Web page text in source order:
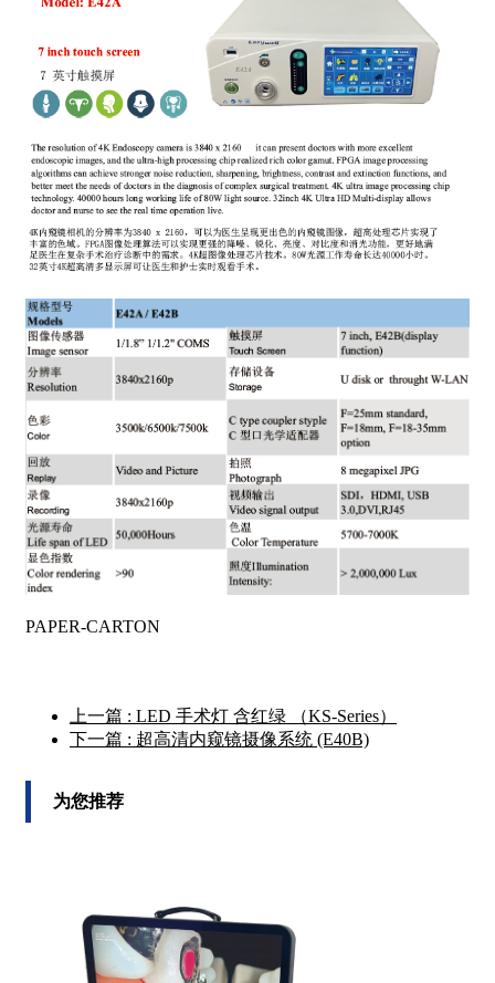
PAPER-CARTON
上一篇 : LED 手术灯 含红绿 （KS-Series）
下一篇 : 超高清内窥镜摄像系统 (E40B)
为您推荐